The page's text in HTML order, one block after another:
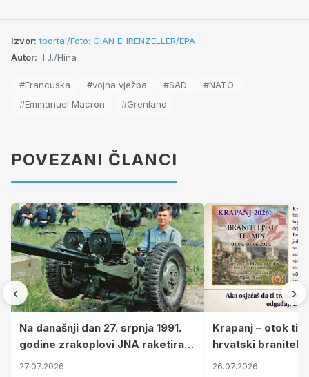
Izvor: tportal/Foto: GIAN EHRENZELLER/EPA
Autor: I.J./Hina
#Francuska #vojna vježba #SAD
#NATO
#Emmanuel Macron
#Grenland
POVEZANI ČLANCI
‹
Na današnji dan 27. srpnja 1991.
godine zrakoplovi JNA raketirali
su vojarnu i obučni centar "Nikola
27.07.2026
Krapanj – otok
hrvatski branitelji
pronalaze mir
26.07.2026
›